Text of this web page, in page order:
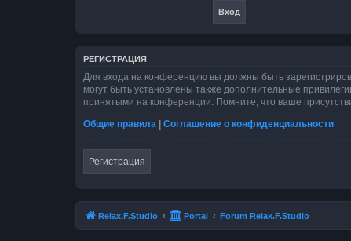
РЕГИСТРАЦИЯ
Для входа на конференцию вы должны быть
могут быть установлены также дополнительные
принятыми на конференции. Помните, что ваше
Общие правила
Соглашение о конфиденциальности
Регистрация
Relax.F.Studio Portal Forum Relax.F.Studio